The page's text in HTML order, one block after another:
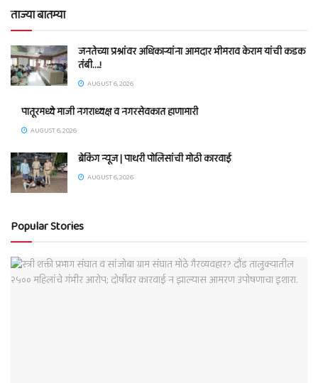
ताज्या बातम्या
जनतेच्या प्रश्नांवर अधिकाऱ्यांना आमदार भीमराव केराम यांची कडक
तंबी….!
AUGUST 6, 2026
पातूरमध्ये माजी नगराध्यक्ष व नगरसेवकात हाणामारी
AUGUST 6, 2026
ब्रेकिंग न्यूज | पाथरी पोलिसांची मोठी कारवाई
AUGUST 6, 2026
Popular Stories